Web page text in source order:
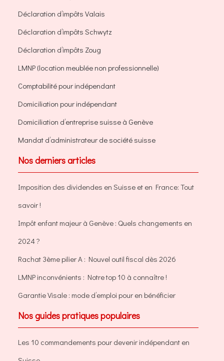
Déclaration d’impôts Valais
Déclaration d’impôts Schwytz
Déclaration d’impôts Zoug
LMNP (location meublée non professionnelle)
Comptabilité pour indépendant
Domiciliation pour indépendant
Domiciliation d’entreprise suisse à Genève
Mandat d’administrateur de société suisse
Nos derniers articles
Imposition des dividendes en Suisse et en France: Tout
savoir !
Impôt enfant majeur à Genève : Quels changements en
2024 ?
Rachat 3ème pilier A : Nouvel outil fiscal dès 2026
LMNP inconvénients : Notre top 10 à connaître !
Garantie Visale : mode d’emploi pour en bénéficier
Nos guides pratiques populaires
Les 10 commandements pour devenir indépendant en